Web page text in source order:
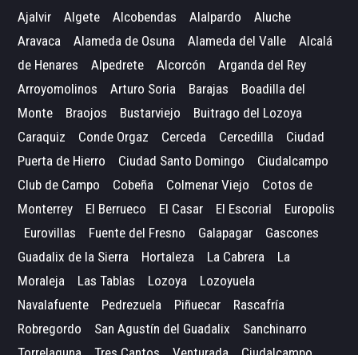
Ajalvir
Algete Alcobendas Alalpardo
Aluche
Aravaca
Alameda de Osuna Alameda del Valle
Alcalá
de Henares
Alpedrete Alcorcón
Arganda del Rey
Arroyomolinos
Arturo Soria Barajas
Boadilla del
Monte
Braojos Bustarviejo
Buitrago del Lozoya
Caraquiz
Conde Orgaz Cerceda Cercedilla
Ciudad
Puerta de Hierro
Ciudad Santo Domingo
Ciudalcampo
Club de Campo
Cobeña Colmenar Viejo
Cotos de
Monterrey
El Berrueco El Casar El Escorial
Europolis
Eurovillas
Fuente del Fresno Galapagar
Gascones
Guadalix de la Sierra
Hortaleza La Cabrera
La
Moraleja
Las Tablas Lozoya
Lozoyuela
Navalafuente
Pedrezuela Piñuecar
Rascafría
Robregordo
San Agustín del Guadalix
Sanchinarro